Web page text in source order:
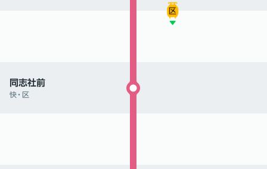
同志社前
快・区